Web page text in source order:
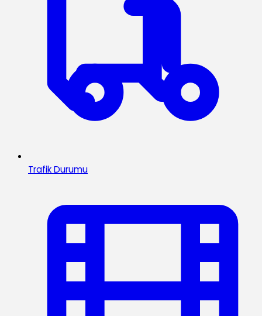
Trafik Durumu